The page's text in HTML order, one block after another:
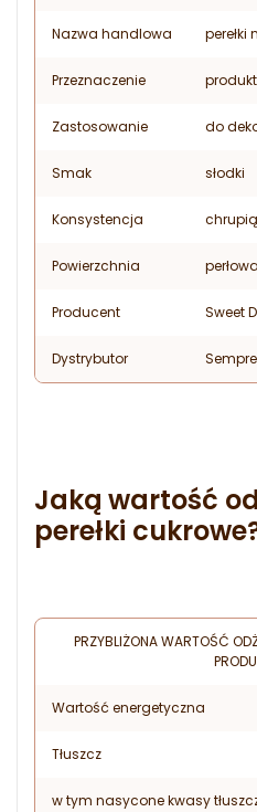
Nazwa handlowa perełki
Przeznaczenie
Zastosowanie do
Smak słodki
Konsystencja
Powierzchnia perłowa
Producent Sweet
Dystrybutor
Jaką wartość
perełki
PRZYBLIŻONA WARTOŚĆ
Wartość energetyczna
Tłuszcz
w tym nasycone kwasy